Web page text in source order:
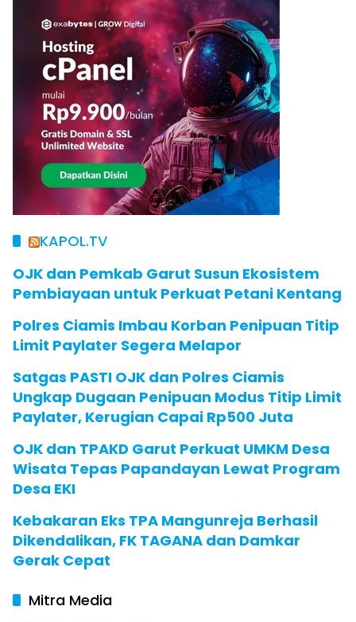
KAPOL.TV
OJK dan Pemkab Garut Susun Ekosistem
Pembiayaan untuk Perkuat Petani Kentang
Polres Ciamis Imbau Korban Penipuan Titip
Limit Paylater Segera Melapor
Satgas PASTI OJK dan Polres Ciamis
Ungkap Dugaan Penipuan Modus Titip Limit
Paylater, Kerugian Capai Rp500 Juta
OJK dan TPAKD Garut Perkuat UMKM Desa
Wisata Tepas Papandayan Lewat Program
Desa EKI
Kebakaran Eks TPA Mangunreja Berhasil
Dikendalikan, FK TAGANA dan Damkar
Gerak Cepat
Mitra Media